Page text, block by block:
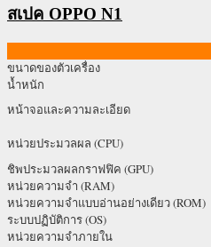
สเปค OPPO N1
ขนาดของตัวเครื่อง
น้ำหนัก
หน้าจอและความละเอียด
หน่วยประมวลผล (CPU)
ชิพประมวลผลกราฟฟิค (GPU)
หน่วยความจำ (RAM)
หน่วยความจำแบบอ่านอย่างเดียว (ROM)
ระบบปฏิบัติการ (OS)
หน่วยความจำภายใน